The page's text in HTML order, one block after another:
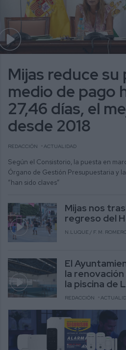
Mijas reduce
medio de pago
27,46 días, el
desde 2018
REDACCIÓN ACTUALIDAD
Según el Consistorio, la puesta en
Órgano de Gestión Presupuestaria y
“han sido claves”
Mijas nos
regreso del
N.LUQUE / F. M.
El
la
la piscina de
REDACCIÓN